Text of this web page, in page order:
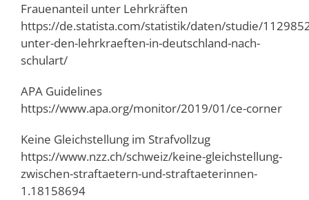
Frauenanteil unter Lehrkräften
https://de.statista.com/statistik/daten/studie/
unter-den-lehrkraeften-in-deutschland-nach-
schulart/
APA Guidelines
https://www.apa.org/monitor/2019/01/ce-corner
Keine Gleichstellung im Strafvollzug
https://www.nzz.ch/schweiz/keine-gleichstellung-
zwischen-straftaetern-und-straftaeterinnen-
1.18158694